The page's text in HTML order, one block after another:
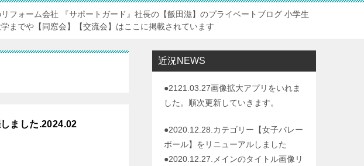
フォーム会社 『サポートガード』社長の【飯田滋】のプライベートブログ 小学生
までや【同窓会】【交流会】はここに掲載されています
ました.2024.02
近況NEWS
●2121.03.27画像拡大アプリをいれま
した。順次更新していきます。
●2020.12.28.カテゴリー【女子バレー
ボール】をリニューアルしました
●2020.12.27.メインのタイトル画像リ